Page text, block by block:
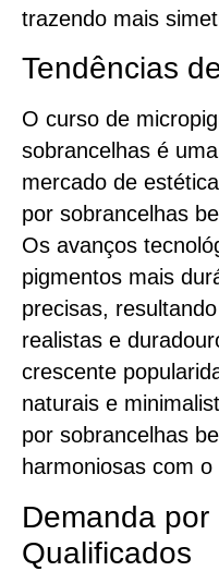
trazendo mais
Tendências
O curso de
sobrancelhas é
mercado de
por sobrancelhas
Os avanços
pigmentos mais
precisas,
realistas e
crescente
naturais e
por sobrancelhas
harmoniosas com o
Demanda
Qualificados